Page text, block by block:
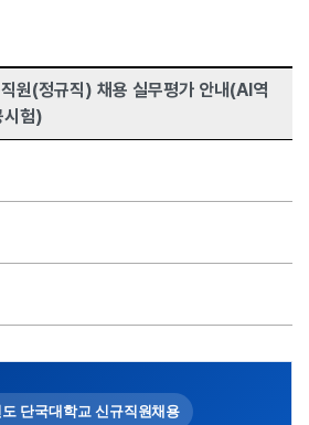
(정규직) 채용 실무평가 안내(AI역
시험)
단국대학교 신규직원채용